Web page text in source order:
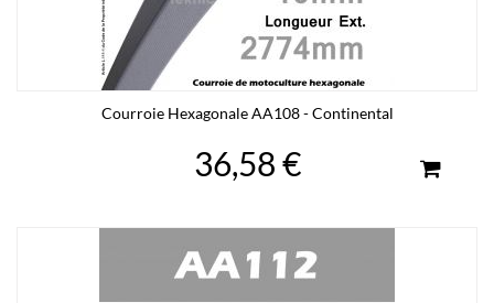
Courroie Hexagonale AA108 - Continental
36,58 €